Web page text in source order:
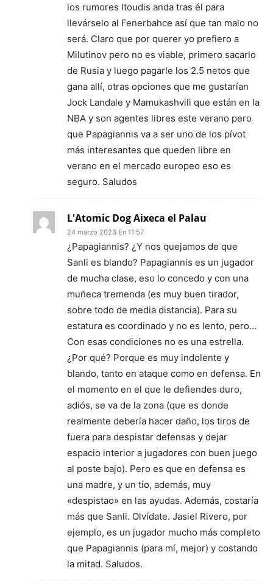
los rumores Itoudis anda tras él para
llevárselo al Fenerbahce así que tan malo no
será. Claro que por querer yo prefiero a
Milutinov pero no es viable, primero sacarlo
de Rusia y luego pagarle los 2.5 netos que
gana allí, otras opciones que me gustarían
Jock Landale y Mamukashvili que están en la
NBA y son agentes libres este verano pero
que Papagiannis va a ser uno de los pívot
más interesantes que queden libre en
verano en el mercado europeo eso es
seguro. Saludos
L'Atomic Dog Aixeca el Palau
24 marzo 2023 En 11:57
¿Papagiannis? ¿Y nos quejamos de que
Sanli es blando? Papagiannis es un jugador
de mucha clase, eso lo concedo y con una
muñeca tremenda (es muy buen tirador,
sobre todo de media distancia). Para su
estatura es coordinado y no es lento, pero…
Con esas condiciones no es una estrella.
¿Por qué? Porque es muy indolente y
blando, tanto en ataque como en defensa. En
el momento en el que le defiendes duro,
adiós, se va de la zona (que es donde
realmente debería hacer daño, los tiros de
fuera para despistar defensas y dejar
espacio interior a jugadores con buen juego
al poste bajo). Pero es que en defensa es
una madre, y un tío, además, muy
«despistao» en las ayudas. Además, costaría
más que Sanli. Olvídate. Jasiel Rivero, por
ejemplo, es un jugador mucho más completo
que Papagiannis (para mí, mejor) y costando
la mitad. Saludos.